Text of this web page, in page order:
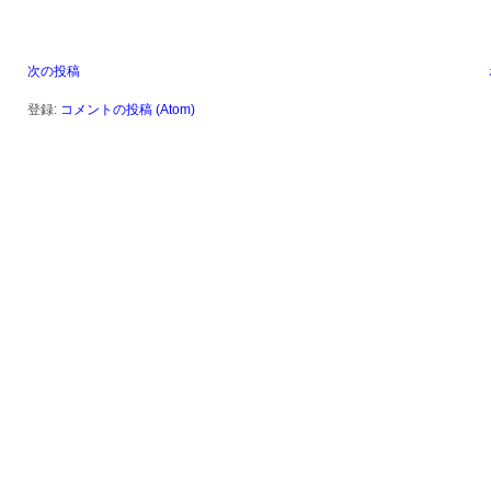
次の投稿
登録: コメントの投稿 (Atom)